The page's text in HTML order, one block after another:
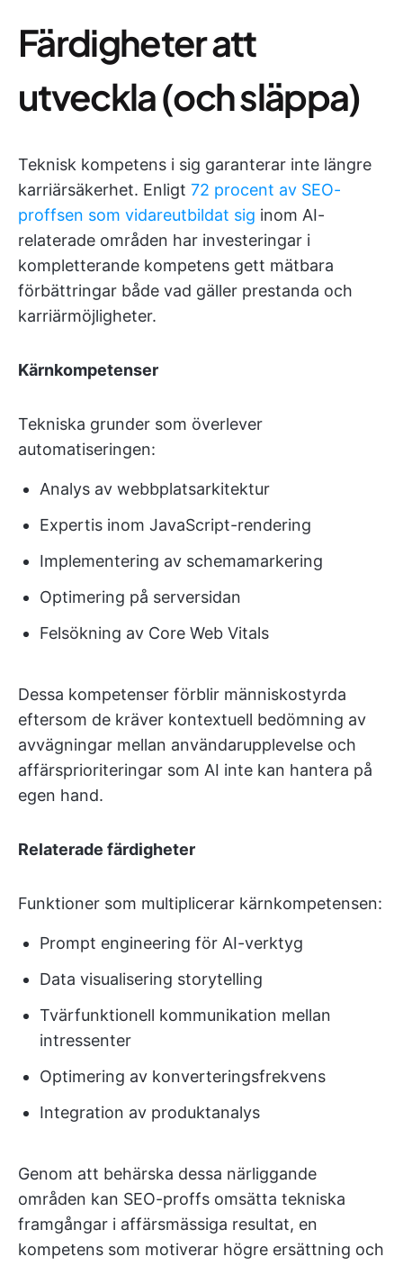
Färdigheter att
utveckla (och släppa)
Teknisk kompetens i sig garanterar inte längre
karriärsäkerhet. Enligt 72 procent av SEO-
proffsen som vidareutbildat sig inom AI-
relaterade områden har investeringar i
kompletterande kompetens gett mätbara
förbättringar både vad gäller prestanda och
karriärmöjligheter.
Kärnkompetenser
Tekniska grunder som överlever
automatiseringen:
Analys av webbplatsarkitektur
Expertis inom JavaScript-rendering
Implementering av schemamarkering
Optimering på serversidan
Felsökning av Core Web Vitals
Dessa kompetenser förblir människostyrda
eftersom de kräver kontextuell bedömning av
avvägningar mellan användarupplevelse och
affärsprioriteringar som AI inte kan hantera på
egen hand.
Relaterade färdigheter
Funktioner som multiplicerar kärnkompetensen:
Prompt engineering för AI-verktyg
Data visualisering storytelling
Tvärfunktionell kommunikation mellan
intressenter
Optimering av konverteringsfrekvens
Integration av produktanalys
Genom att behärska dessa närliggande
områden kan SEO-proffs omsätta tekniska
framgångar i affärsmässiga resultat, en
kompetens som motiverar högre ersättning och